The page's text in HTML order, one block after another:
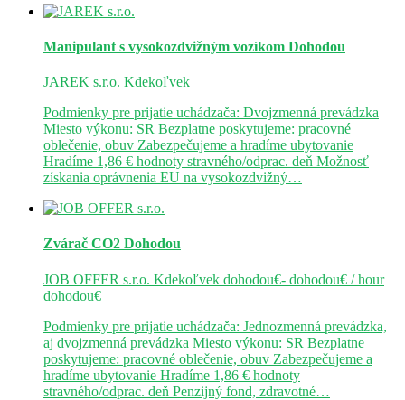
Manipulant s vysokozdvižným vozíkom Dohodou
JAREK s.r.o. Kdekoľvek
Podmienky pre prijatie uchádzača: Dvojzmenná prevádzka
Miesto výkonu: SR Bezplatne poskytujeme: pracovné
oblečenie, obuv Zabezpečujeme a hradíme ubytovanie
Hradíme 1,86 € hodnoty stravného/odprac. deň Možnosť
získania oprávnenia EU na vysokozdvižný…
Zvárač CO2 Dohodou
JOB OFFER s.r.o. Kdekoľvek dohodou€- dohodou€ / hour
dohodou€
Podmienky pre prijatie uchádzača: Jednozmenná prevádzka,
aj dvojzmenná prevádzka Miesto výkonu: SR Bezplatne
poskytujeme: pracovné oblečenie, obuv Zabezpečujeme a
hradíme ubytovanie Hradíme 1,86 € hodnoty
stravného/odprac. deň Penzijný fond, zdravotné…